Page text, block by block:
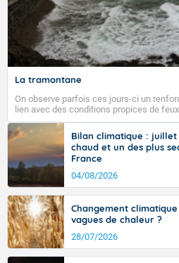
La tramontane
On observe parfois ces jours-ci un
lien avec des conditions propices de
tramontane ? Quelles sont ses
vent turbulent soufflant de secteur nord-
ouest, dans un secteur qui part du
l’ouest de l’Hérault. L’étymologie de ce
signifiant au-delà des monts, en allusion
d’où provient ce vent.
Bilan climatique : juillet
chaud et un des plus
France
04/08/2026
Changement
vagues de chaleur ?
28/07/2026